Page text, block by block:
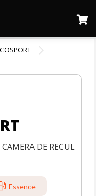
DE RECUL
Essence